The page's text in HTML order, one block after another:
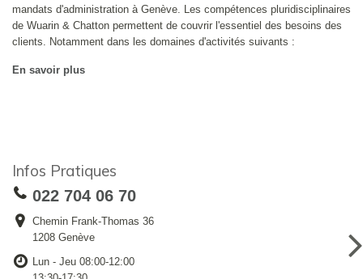
mandats d'administration à Genève. Les compétences pluridisciplinaires
de Wuarin & Chatton permettent de couvrir l'essentiel des besoins des
clients. Notamment dans les domaines d'activités suivants :
En savoir plus
Infos Pratiques
022 704 06 70
Chemin Frank-Thomas 36
1208 Genève
Lun - Jeu 08:00-12:00